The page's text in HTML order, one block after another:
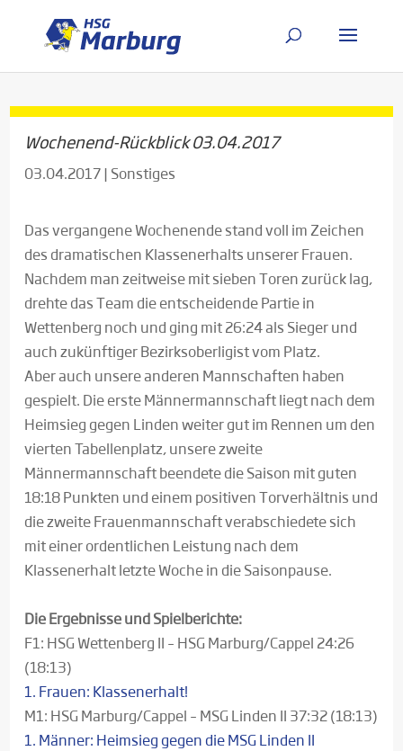
Wochenend-Rückblick 03.04.2017
03.04.2017| Sonstiges
Das vergangene Wochenende stand voll im Zeichen
des dramatischen Klassenerhalts unserer Frauen.
Nachdem man zeitweise mit sieben Toren zurück lag,
drehte das Team die entscheidende Partie in
Wettenberg noch und ging mit 26:24 als Sieger und
auch zukünftiger Bezirksoberligist vom Platz.
Aber auch unsere anderen Mannschaften haben
gespielt. Die erste Männermannschaft liegt nach dem
Heimsieg gegen Linden weiter gut im Rennen um den
vierten Tabellenplatz, unsere zweite
Männermannschaft beendete die Saison mit guten
18:18 Punkten und einem positiven Torverhältnis und
die zweite Frauenmannschaft verabschiedete sich
mit einer ordentlichen Leistung nach dem
Klassenerhalt letzte Woche in die Saisonpause.
Die Ergebnisse und Spielberichte:
F1: HSG Wettenberg II – HSG Marburg/Cappel 24:26
(18:13)
1. Frauen: Klassenerhalt!
M1: HSG Marburg/Cappel – MSG Linden II 37:32 (18:13)
1. Männer: Heimsieg gegen die MSG Linden II